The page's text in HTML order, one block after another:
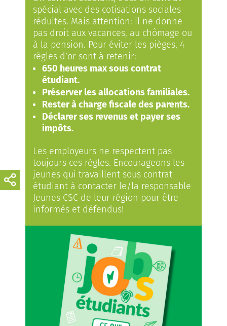
spécial avec des cotisations sociales
réduites. Mais attention: il ne donne
pas droit aux vacances, au chômage ou
à la pension. Pour éviter les pièges, 4
règles d’or sont à retenir:
650 heures max sous contrat
étudiant.
Préserver les allocations familiales.
Rester à charge fiscale des parents.
Déclarer ses revenus et payer ses
impôts.
Les employeurs ne respectent pas
toujours ces règles. Encourageons les
jeunes qui travaillent sous contrat
étudiant à contacter le/la responsable
Jeunes CSC de leur région pour être
informés et défendus!